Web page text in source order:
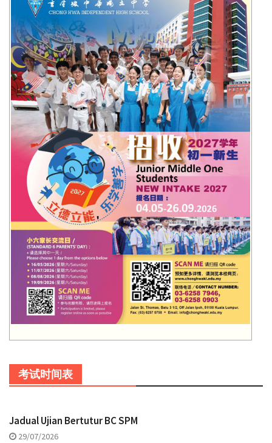
考试时间表
Jadual Ujian Bertutur BC SPM
29/07/2026